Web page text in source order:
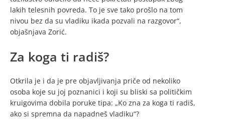
lakih telesnih povreda. To je sve tako prošlo na tom
nivou bez da su vladiku ikada pozvali na razgovor“,
objašnjava Zorić.
Za koga ti radiš?
Otkrila je i da je pre objavljivanja priče od nekoliko
osoba koje su joj poznanici i koji su bliski sa političkim
kruigovima dobila poruke tipa: „Ko zna za koga ti radiš,
ako si spremna da napadneš vladiku“?